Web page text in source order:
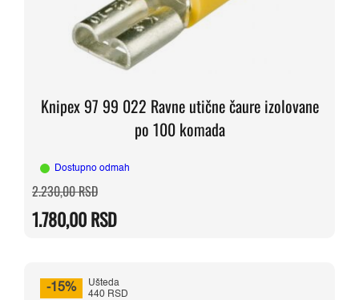
Knipex 97 99 022 Ravne utične čaure izolovane
po 100 komada
Dostupno odmah
2.230,00RSDOriginalna
cena
bila:
2.230,00 RSD.
1.780,00RSD
Trenutna
cena
1.780,00 RSD.
-15%
Ušteda
440 RSD